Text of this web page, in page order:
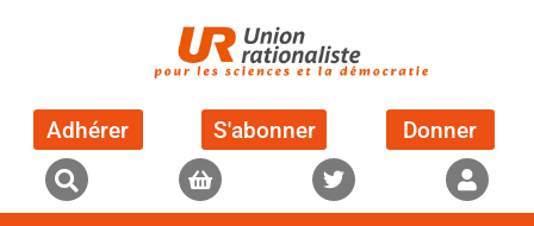
Adhérer S'abonner Donner